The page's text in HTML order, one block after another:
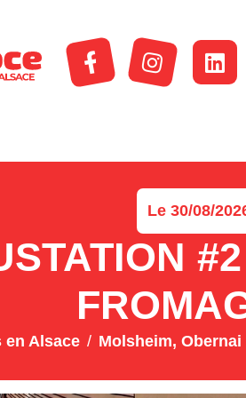
Le 30/08/
en Alsace Molsheim,